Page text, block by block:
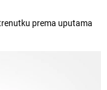
prema uputama